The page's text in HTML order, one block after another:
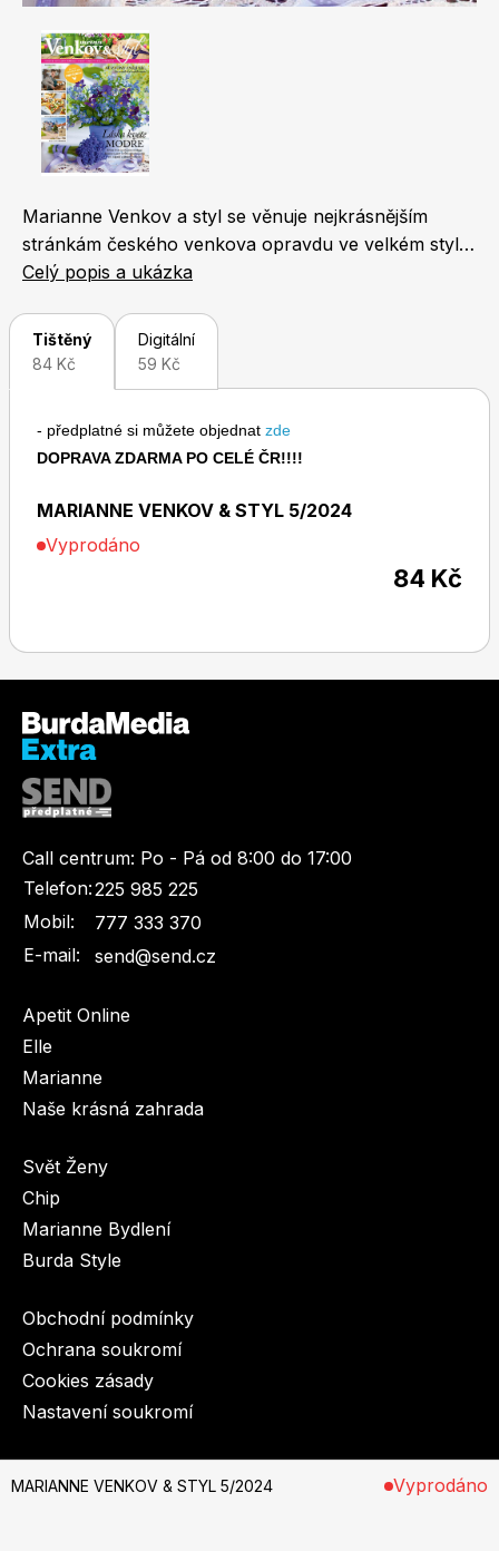
Naše krásná zahrada
Chip
Sudoku a křížovky
Dětské časopisy
Burda Best of Plus
Burda Pletení
Toprecepty.cz
MARIANNE VENKOV & STYL 5/2024 Vyprodáno
Marianne Venkov a styl se věnuje nejkrásnějším
stránkám českého venkova opravdu ve velkém stylu.
Zachycuje život na vesnici ze všech aspektů - od
domácích zvířat, tradiční řemesla, dětské hry až po
recepty z regionálních surovin a nezapomíná ani na
nejčerstvější módní trendy.Zajímavé informace si tu
milovníci domácích mazlíčků nebo děti, které prostě
obrázkové časopisy milují.
Celý popis a ukázka
Tištěný
84 Kč
Digitální
59 Kč
- předplatné si můžete objednat zde
DOPRAVA ZDARMA PO CELÉ ČR!!!!
MARIANNE VENKOV & STYL 5/2024
Vyprodáno
84 Kč
Call centrum: Po - Pá od 8:00 do 17:00
Telefon:225 985 225
Mobil:
777 333 370
E-mail:
send@send.cz
Apetit Online
Elle
Marianne
Naše krásná zahrada
Svět Ženy
Chip
Marianne Bydlení
Burda Style
Obchodní podmínky
Ochrana soukromí
Cookies zásady
Nastavení soukromí